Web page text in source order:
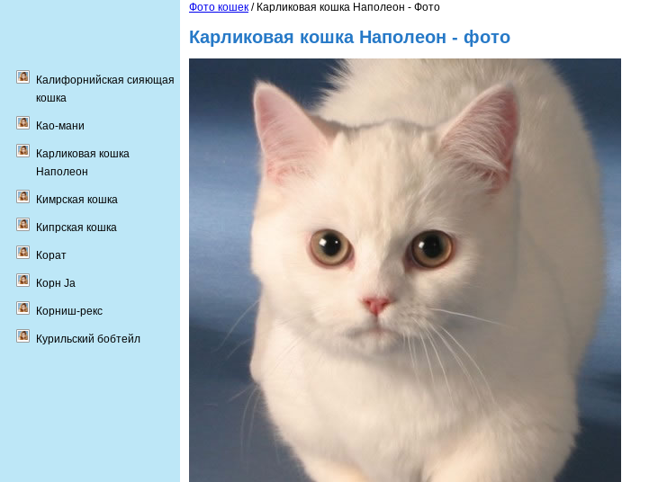
Фото кошек / Карликовая кошка Наполеон - Фото
Карликовая кошка Наполеон - фото
Калифорнийская сияющая
кошка
Као-мани
Карликовая кошка
Наполеон
Кимрская кошка
Кипрская кошка
Корат
Корн Ja
Корниш-рекс
Курильский бобтейл